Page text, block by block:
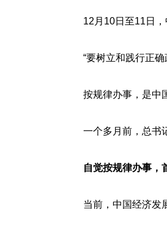
12月10日至11日，中
“要树立和践行正确政
按规律办事，是中国
一个多月前，总书记
自觉按规律办事，
当前，中国经济发展